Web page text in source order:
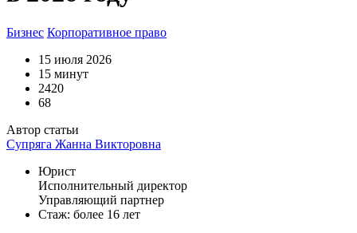
Бизнес Корпоративное право
15 июля 2026
15 минут
2420
68
Автор статьи
Супряга Жанна Викторовна
Юрист
Исполнительный директор
Управляющий партнер
Стаж: более 16 лет